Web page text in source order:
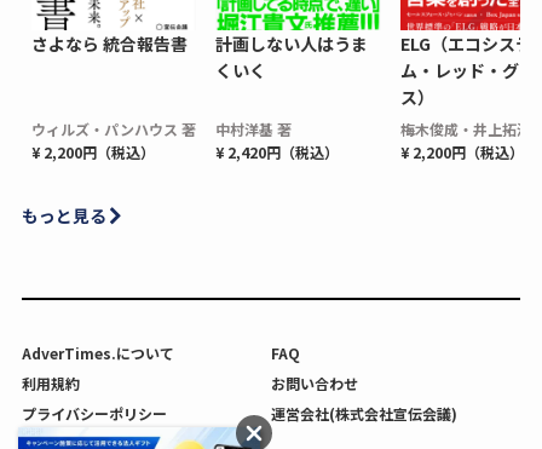
さよなら 統合報告書
ウィルズ・パンハウス 著
¥ 2,200円（税込）
計画しない人はうま
くいく
中村洋基 著
¥ 2,420円（税込）
ELG（エコシステ
ム・レッド・グロ
ス）
梅木俊成・井上拓海
¥ 2,200円（税込）
もっと見る
AdverTimes.について
FAQ
利用規約
お問い合わせ
プライバシーポリシー
運営会社(株式会社宣伝会議)
利用者情報の外部送信について